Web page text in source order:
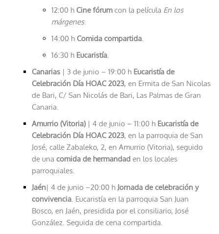
12:00 h Cine fórum con la película En los
márgenes.
14:00 h Comida compartida.
16:30 h Eucaristía.
Canarias | 3 de junio – 19:00 h Eucaristía de
Celebración Día HOAC 2023, en Ermita de San Nicolas
de Bari, C/ San Nicolás de Bari, Las Palmas de Gran
Canaria.
Amurrio (Vitoria)| 4 de junio – 11:00 h Eucaristía de
Celebración Día HOAC 2023, en la parroquia de San
José, calle Zabaleko, 2, en Amurrio (Vitoria), seguido
de una comida de hermandad en los locales
parroquiales.
Jaén| 4 de junio –20:00 h Jornada de celebración y
convivencia. Eucaristía en la parroquia San Juan
Bosco, en Jaén, presidida por el consiliario, José
González. Seguida de cena compartida.